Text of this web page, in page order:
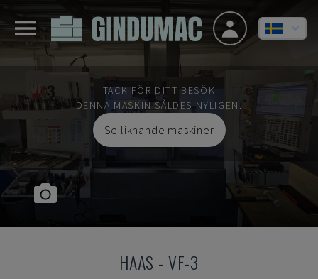
TACK FÖR DITT BESÖK
DENNA MASKIN SÅLDES NYLIGEN.
Se liknande maskiner
HAAS - VF-3